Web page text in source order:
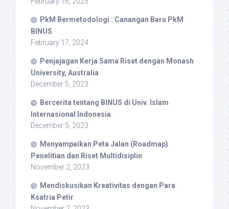
PkM Bermetodologi : Canangan Baru PkM
BINUS
February 17, 2024
Penjajagan Kerja Sama Riset dengan Monash
University, Australia
December 5, 2023
Bercerita tentang BINUS di Univ. Islam
Internasional Indonesia
December 5, 2023
Menyampaikan Peta Jalan (Roadmap)
Penelitian dan Riset Multidisiplin
November 2, 2023
Mendiskusikan Kreativitas dengan Para
Ksatria Petir